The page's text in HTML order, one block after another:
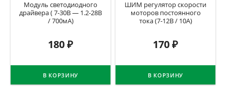
Модуль светодиодного
драйвера ( 7-30В — 1.2-28В
/ 700мА)
180₽
В КОРЗИНУ
ШИМ регулятор скорости
моторов постоянного
тока (7-12В / 10А)
170₽
В КОРЗИНУ